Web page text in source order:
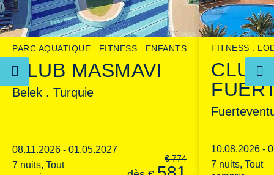
PARC AQUATIQUE FITNESS ENFANTS
CLUB MASMAVI
Belek . Turquie
08.11.2026 - 01.05.2027
7 nuits, Tout
€ 774
FITNESS
CLUB
10.08.2026 -
7 nuits, Tout